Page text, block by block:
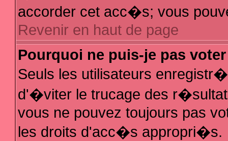
accorder cet acc�s; vous
Revenir en haut de page
Pourquoi ne puis-je pas
Seuls les utilisateurs
d'�viter le trucage des
vous ne pouvez toujours pas
les droits d'acc�s appropri�s.